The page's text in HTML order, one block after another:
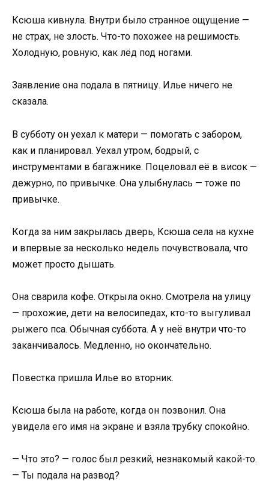
Ксюша кивнула. Внутри было странное ощущение —
не страх, не злость. Что-то похожее на решимость.
Холодную, ровную, как лёд под ногами.
Заявление она подала в пятницу. Илье ничего не
сказала.
В субботу он уехал к матери — помогать с забором,
как и планировал. Уехал утром, бодрый, с
инструментами в багажнике. Поцеловал её в висок —
дежурно, по привычке. Она улыбнулась — тоже по
привычке.
Когда за ним закрылась дверь, Ксюша села на кухне
и впервые за несколько недель почувствовала, что
может просто дышать.
Она сварила кофе. Открыла окно. Смотрела на улицу
— прохожие, дети на велосипедах, кто-то выгуливал
рыжего пса. Обычная суббота. А у неё внутри что-то
заканчивалось. Медленно, но окончательно.
Повестка пришла Илье во вторник.
Ксюша была на работе, когда он позвонил. Она
увидела его имя на экране и взяла трубку спокойно.
— Что это? — голос был резкий, незнакомый какой-то.
— Ты подала на развод?